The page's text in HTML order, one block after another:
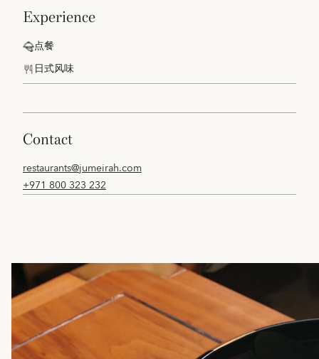
experience
点餐
日式风味
contact
restaurants@jumeirah.com
+971 800 323 232